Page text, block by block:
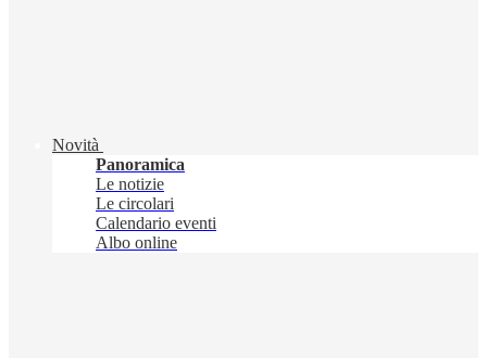
Novità
Panoramica
Le notizie
Le circolari
Calendario eventi
Albo online